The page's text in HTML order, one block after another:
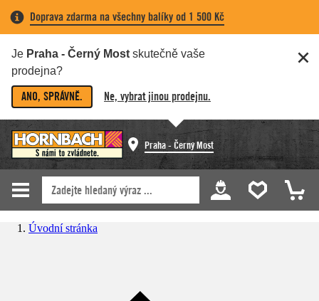
Doprava zdarma na všechny balíky od 1 500 Kč
Je Praha - Černý Most skutečně vaše
prodejna?
ANO, SPRÁVNĚ. Ne, vybrat jinou prodejnu.
Praha - Černý Most
Úvodní stránka